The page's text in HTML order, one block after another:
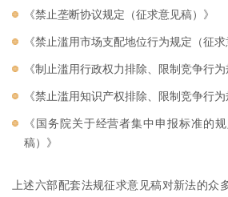
《禁止垄断协议规定（征求意见稿）》
《禁止滥用市场支配地位行为规定（征求
《制止滥用行政权力排除、限制竞争行
《禁止滥用知识产权排除、限制竞争行
《国务院关于经营者集中申报标准的
稿）》
上述六部配套法规征求意见稿对新法的众